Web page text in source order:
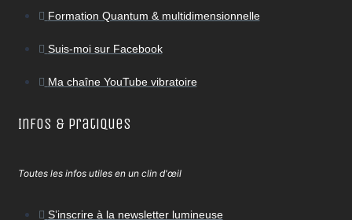
Formation Quantum & multidimensionnelle
Suis-moi sur Facebook
Ma chaîne YouTube vibratoire
Infos & Pratiques
Toutes les infos utiles en un clin d'œil
S’inscrire à la newsletter lumineuse